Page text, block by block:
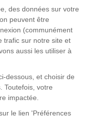
corporatives
du